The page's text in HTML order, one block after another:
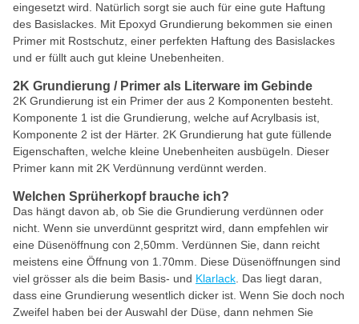
eingesetzt wird. Natürlich sorgt sie auch für eine gute Haftung
des Basislackes. Mit Epoxyd Grundierung bekommen sie einen
Primer mit Rostschutz, einer perfekten Haftung des Basislackes
und er füllt auch gut kleine Unebenheiten.
2K Grundierung / Primer als Literware im Gebinde
2K Grundierung ist ein Primer der aus 2 Komponenten besteht.
Komponente 1 ist die Grundierung, welche auf Acrylbasis ist,
Komponente 2 ist der Härter. 2K Grundierung hat gute füllende
Eigenschaften, welche kleine Unebenheiten ausbügeln. Dieser
Primer kann mit 2K Verdünnung verdünnt werden.
Welchen Sprüherkopf brauche ich?
Das hängt davon ab, ob Sie die Grundierung verdünnen oder
nicht. Wenn sie unverdünnt gespritzt wird, dann empfehlen wir
eine Düsenöffnung con 2,50mm. Verdünnen Sie, dann reicht
meistens eine Öffnung von 1.70mm. Diese Düsenöffnungen sind
viel grösser als die beim Basis- und Klarlack . Das liegt daran,
dass eine Grundierung wesentlich dicker ist. Wenn Sie doch noch
Zweifel haben bei der Auswahl der Düse, dann nehmen Sie